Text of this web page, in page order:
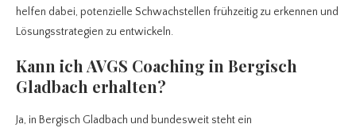
helfen dabei, potenzielle Schwachstellen frühzeitig zu erkennen und
Lösungsstrategien zu entwickeln.
Kann ich AVGS Coaching in Bergisch
Gladbach erhalten?
Ja, in Bergisch Gladbach und bundesweit steht ein